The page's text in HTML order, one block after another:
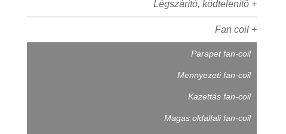
Légszárító, ködtelenítő +
Fan coil +
Parapet fan-coil
Mennyezeti fan-coil
Kazettás fan-coil
Magas oldalfali fan-coil